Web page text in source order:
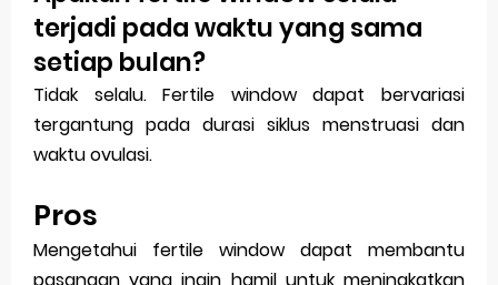
terjadi pada waktu yang sama
setiap bulan?
Tidak selalu. Fertile window dapat bervariasi
tergantung pada durasi siklus menstruasi dan
waktu ovulasi.
Pros
Mengetahui fertile window dapat membantu